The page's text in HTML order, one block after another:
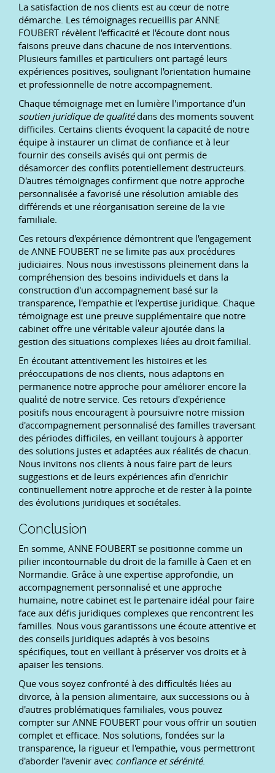
La satisfaction de nos clients est au cœur de notre
démarche. Les témoignages recueillis par ANNE
FOUBERT révèlent l'efficacité et l'écoute dont nous
faisons preuve dans chacune de nos interventions.
Plusieurs familles et particuliers ont partagé leurs
expériences positives, soulignant l'orientation humaine
et professionnelle de notre accompagnement.
Chaque témoignage met en lumière l'importance d'un
soutien juridique de qualitédans des moments souvent
difficiles. Certains clients évoquent la capacité de notre
équipe à instaurer un climat de confiance et à leur
fournir des conseils avisés qui ont permis de
désamorcer des conflits potentiellement destructeurs.
D'autres témoignages confirment que notre approche
personnalisée a favorisé une résolution amiable des
différends et une réorganisation sereine de la vie
familiale.
Ces retours d'expérience démontrent que l'engagement
de ANNE FOUBERT ne se limite pas aux procédures
judiciaires. Nous nous investissons pleinement dans la
compréhension des besoins individuels et dans la
construction d'un accompagnement basé sur la
transparence, l'empathie et l'expertise juridique. Chaque
témoignage est une preuve supplémentaire que notre
cabinet offre une véritable valeur ajoutée dans la
gestion des situations complexes liées au droit familial.
En écoutant attentivement les histoires et les
préoccupations de nos clients, nous adaptons en
permanence notre approche pour améliorer encore la
qualité de notre service. Ces retours d'expérience
positifs nous encouragent à poursuivre notre mission
d'accompagnement personnalisé des familles traversant
des périodes difficiles, en veillant toujours à apporter
des solutions justes et adaptées aux réalités de chacun.
Nous invitons nos clients à nous faire part de leurs
suggestions et de leurs expériences afin d'enrichir
continuellement notre approche et de rester à la pointe
des évolutions juridiques et sociétales.
Conclusion
En somme, ANNE FOUBERT se positionne comme un
pilier incontournable du droit de la famille à Caen et en
Normandie. Grâce à une expertise approfondie, un
accompagnement personnalisé et une approche
humaine, notre cabinet est le partenaire idéal pour faire
face aux défis juridiques complexes que rencontrent les
familles. Nous vous garantissons une écoute attentive et
des conseils juridiques adaptés à vos besoins
spécifiques, tout en veillant à préserver vos droits et à
apaiser les tensions.
Que vous soyez confronté à des difficultés liées au
divorce, à la pension alimentaire, aux successions ou à
d'autres problématiques familiales, vous pouvez
compter sur ANNE FOUBERT pour vous offrir un soutien
complet et efficace. Nos solutions, fondées sur la
transparence, la rigueur et l'empathie, vous permettront
d'aborder l'avenir avec confiance et sérénité.